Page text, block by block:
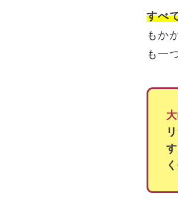
すべ
もか
も一